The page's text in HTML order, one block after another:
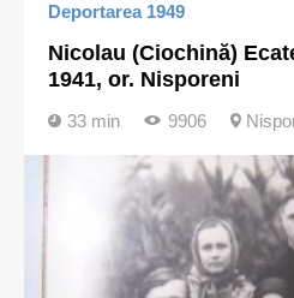
Deportarea 1949
Nicolau (Ciochină)
1941, or. Nisporeni
33 min 9906